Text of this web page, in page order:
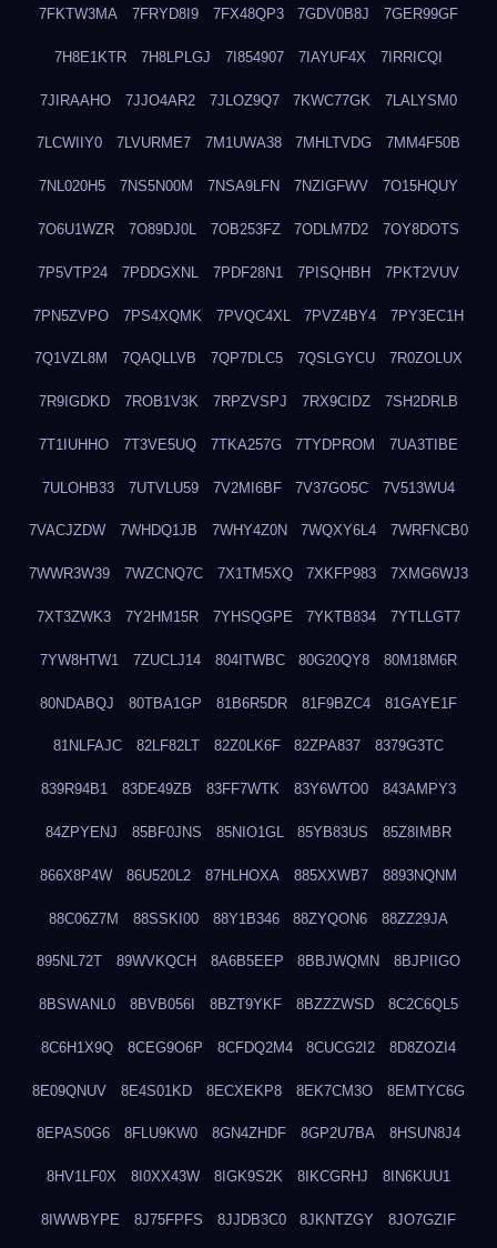
7FKTW3MA 7FRYD8I9 7FX48QP3 7GDV0B8J 7GER99GF
7H8E1KTR 7H8LPLGJ 7I854907 7IAYUF4X 7IRRICQI
7JIRAAHO 7JJO4AR2 7JLOZ9Q7 7KWC77GK 7LALYSM0
7LCWIIY0 7LVURME7 7M1UWA38 7MHLTVDG 7MM4F50B
7NL020H5 7NS5N00M 7NSA9LFN 7NZIGFWV 7O15HQUY
7O6U1WZR 7O89DJ0L 7OB253FZ 7ODLM7D2 7OY8DOTS
7P5VTP24 7PDDGXNL 7PDF28N1 7PISQHBH 7PKT2VUV
7PN5ZVPO 7PS4XQMK 7PVQC4XL 7PVZ4BY4 7PY3EC1H
7Q1VZL8M 7QAQLLVB 7QP7DLC5 7QSLGYCU 7R0ZOLUX
7R9IGDKD 7ROB1V3K 7RPZVSPJ 7RX9CIDZ 7SH2DRLB
7T1IUHHO 7T3VE5UQ 7TKA257G 7TYDPROM 7UA3TIBE
7ULOHB33 7UTVLU59 7V2MI6BF 7V37GO5C 7V513WU4
7VACJZDW 7WHDQ1JB 7WHY4Z0N 7WQXY6L4 7WRFNCB0
7WWR3W39 7WZCNQ7C 7X1TM5XQ 7XKFP983 7XMG6WJ3
7XT3ZWK3 7Y2HM15R 7YHSQGPE 7YKTB834 7YTLLGT7
7YW8HTW1 7ZUCLJ14 804ITWBC 80G20QY8 80M18M6R
80NDABQJ 80TBA1GP 81B6R5DR 81F9BZC4 81GAYE1F
81NLFAJC 82LF82LT 82Z0LK6F 82ZPA837 8379G3TC
839R94B1 83DE49ZB 83FF7WTK 83Y6WTO0 843AMPY3
84ZPYENJ 85BF0JNS 85NIO1GL 85YB83US 85Z8IMBR
866X8P4W 86U520L2 87HLHOXA 885XXWB7 8893NQNM
88C06Z7M 88SSKI00 88Y1B346 88ZYQON6 88ZZ29JA
895NL72T 89WVKQCH 8A6B5EEP 8BBJWQMN 8BJPIIGO
8BSWANL0 8BVB056I 8BZT9YKF 8BZZZWSD 8C2C6QL5
8C6H1X9Q 8CEG9O6P 8CFDQ2M4 8CUCG2I2 8D8ZOZI4
8E09QNUV 8E4S01KD 8ECXEKP8 8EK7CM3O 8EMTYC6G
8EPAS0G6 8FLU9KW0 8GN4ZHDF 8GP2U7BA 8HSUN8J4
8HV1LF0X 8I0XX43W 8IGK9S2K 8IKCGRHJ 8IN6KUU1
8IWWBYPE 8J75FPFS 8JJDB3C0 8JKNTZGY 8JO7GZIF